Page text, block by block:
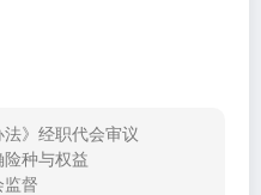
》经职代会审议
种与权益
督